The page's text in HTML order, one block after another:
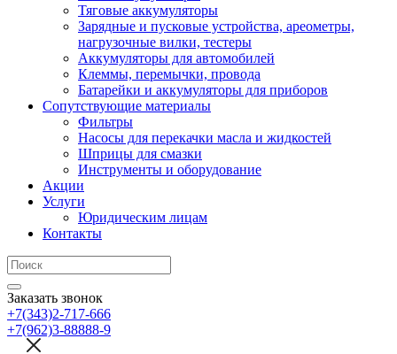
Тяговые аккумуляторы
Зарядные и пусковые устройства, ареометры,
нагрузочные вилки, тестеры
Аккумуляторы для автомобилей
Клеммы, перемычки, провода
Батарейки и аккумуляторы для приборов
Сопутствующие материалы
Фильтры
Насосы для перекачки масла и жидкостей
Шприцы для смазки
Инструменты и оборудование
Акции
Услуги
Юридическим лицам
Контакты
Заказать звонок
+7(343)2-717-666
+7(962)3-88888-9